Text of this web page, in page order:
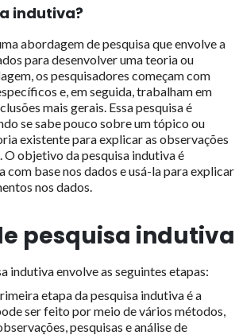
indutiva?
abordagem de pesquisa que envolve a
para desenvolver uma teoria ou
os pesquisadores começam com
e, em seguida, trabalham em
mais gerais. Essa pesquisa é
se sabe pouco sobre um tópico ou
existente para explicar as observações
O objetivo da pesquisa indutiva é
com base nos dados e usá-la para explicar
nos dados.
pesquisa indutiva
indutiva envolve as seguintes etapas:
etapa da pesquisa indutiva é a
ser feito por meio de vários métodos,
pesquisas e análise de